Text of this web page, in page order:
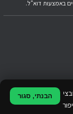
הבנתי, סגור
באמצעות דוא"ל.